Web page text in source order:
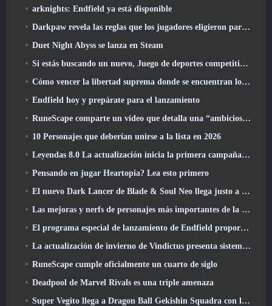
arknights: Endfield ya está disponible
Darkpaw revela las reglas que los jugadores eligieron para el próximo servidor Frostreaver de EverQuest
Duet Night Abyss se lanza en Steam
Si estás buscando un nuevo, Juego de deportes competitivos, La prueba beta cerrada del fútbol estilo libre 2 está en camino
Cómo vencer la libertad suprema donde se encuentran los vientos
Endfield hoy y prepárate para el lanzamiento
RuneScape comparte un vídeo que detalla una “ambiciosa serie de actualizaciones de contenido”
10 Personajes que deberían unirse a la lista en 2026
Leyendas 8.0 La actualización inicia la primera campaña de 2026
Pensando en jugar Heartopia? Lea esto primero
El nuevo Dark Lancer de Blade & Soul Neo llega justo a tiempo para el primer aniversario
Las mejoras y nerfs de personajes más importantes de la temporada 6
El programa especial de lanzamiento de Endfield proporciona detalles sobre el sistema de monetización del juego
La actualización de invierno de Vindictus presenta sistemas para facilitar la progresión de los jugadores
RuneScape cumple oficialmente un cuarto de siglo
Deadpool de Marvel Rivals es una triple amenaza
Super Vegito llega a Dragon Ball Gekishin Squadra con la llegada de la temporada 3